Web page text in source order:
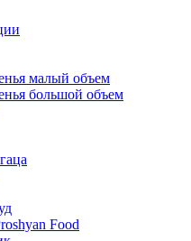
малый объем
большой объем
Food